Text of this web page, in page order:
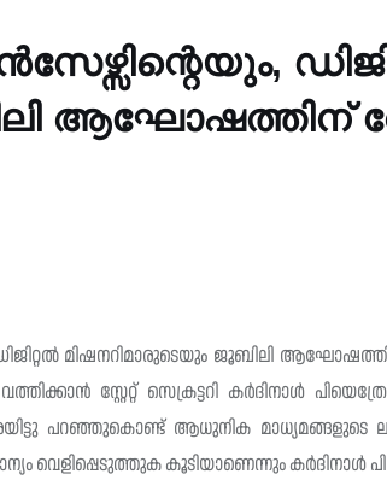
ആഘോഷത്തിന്
മിഷനറിമാരുടെയും ജൂബിലി
സ്റ്റേറ്റ് സെക്രട്ടറി കർദിനാൾ
പറഞ്ഞുകൊണ്ട് ആധുനിക മാധ്യമങ്ങളുടെ
വെളിപ്പെടുത്തുക കൂടിയാണെന്നും കർദിനാൾ